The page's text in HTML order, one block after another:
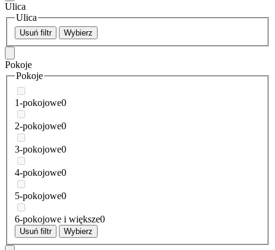
Ulica
Ulica
Usuń filtr Wybierz
Pokoje
Pokoje
1-pokojowe0
2-pokojowe0
3-pokojowe0
4-pokojowe0
5-pokojowe0
6-pokojowe i większe0
Usuń filtr Wybierz